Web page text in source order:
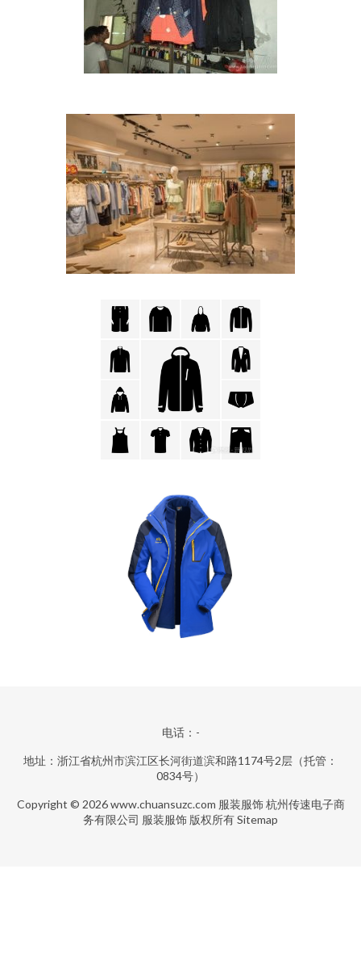
电话：-
地址：浙江省杭州市滨江区长河街道滨和路1174号2层（托管：
0834号）
Copyright © 2026www.chuansuzc.com 服装服饰 杭州传速电子商
务有限公司 服装服饰 版权所有Sitemap